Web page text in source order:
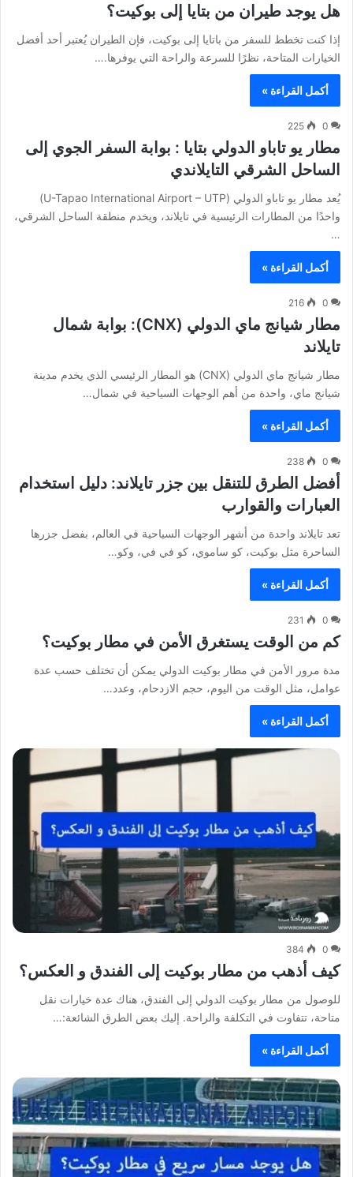
هل يوجد طيران من بتايا إلى بوكيت؟
إذا كنت تخطط للسفر من باتايا إلى بوكيت، فإن الطيران يُعتبر أحد أفضل
الخيارات المتاحة، نظرًا للسرعة والراحة التي يوفرها.…
أكمل القراءة »
0
225
مطار يو تاباو الدولي بتايا : بوابة السفر الجوي إلى
الساحل الشرقي التايلاندي
يُعد مطار يو تاباو الدولي (U-Tapao International Airport – UTP)
واحدًا من المطارات الرئيسية في تايلاند، ويخدم منطقة الساحل الشرقي،
…
أكمل القراءة »
0
216
مطار شيانج ماي الدولي (CNX): بوابة شمال
تايلاند
مطار شيانج ماي الدولي (CNX) هو المطار الرئيسي الذي يخدم مدينة
شيانج ماي، واحدة من أهم الوجهات السياحية في شمال…
أكمل القراءة »
0
238
أفضل الطرق للتنقل بين جزر تايلاند: دليل استخدام
العبارات والقوارب
تعد تايلاند واحدة من أشهر الوجهات السياحية في العالم، بفضل جزرها
الساحرة مثل بوكيت، كو ساموي، كو في في، وكو…
أكمل القراءة »
0
231
كم من الوقت يستغرق الأمن في مطار بوكيت؟
مدة مرور الأمن في مطار بوكيت الدولي يمكن أن تختلف حسب عدة
عوامل، مثل الوقت من اليوم، حجم الازدحام، وعدد…
أكمل القراءة »
0
384
كيف أذهب من مطار بوكيت إلى الفندق و العكس؟
للوصول من مطار بوكيت الدولي إلى الفندق، هناك عدة خيارات نقل
متاحة، تتفاوت في التكلفة والراحة. إليك بعض الطرق الشائعة:…
أكمل القراءة »